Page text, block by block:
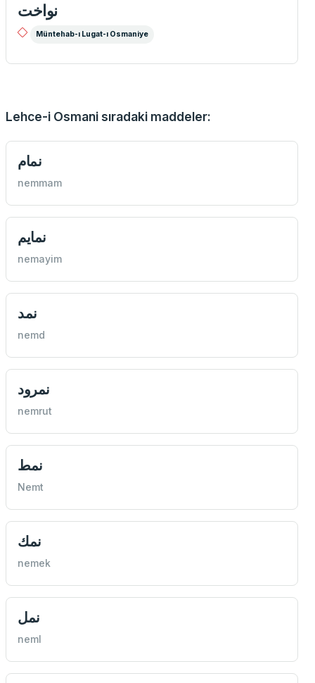
نواخت
Müntehab-ı Lugat-ı Osmaniye
Lehce-i Osmani sıradaki maddeler:
نمام
nemmam
نمايم
nemayim
نمد
nemd
نمرود
nemrut
نمط
Nemt
نمك
nemek
نمل
neml